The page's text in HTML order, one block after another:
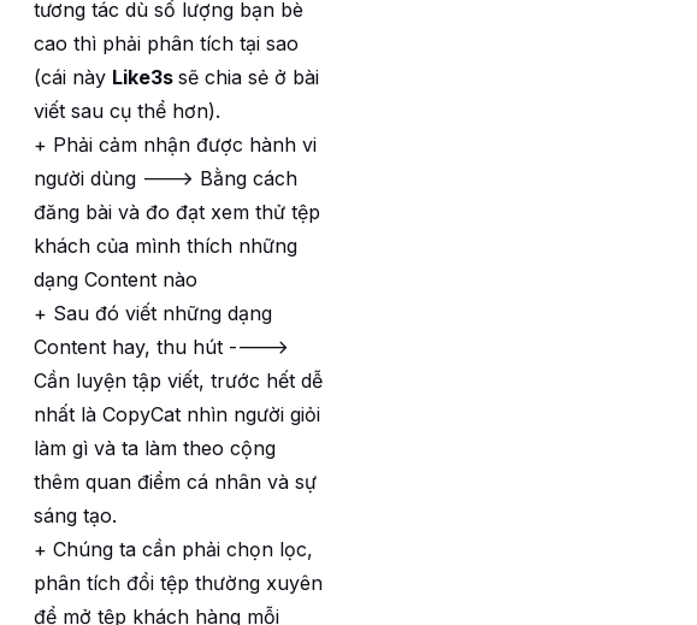
tương tác dù số lượng bạn bè
cao thì phải phân tích tại sao
(cái này Like3s sẽ chia sẻ ở bài
viết sau cụ thể hơn).
+ Phải cảm nhận được hành vi
người dùng ---> Bằng cách
đăng bài và đo đạt xem thử tệp
khách của mình thích những
dạng Content nào
+ Sau đó viết những dạng
Content hay, thu hút ---->
Cần luyện tập viết, trước hết dễ
nhất là CopyCat nhìn người giỏi
làm gì và ta làm theo cộng
thêm quan điểm cá nhân và sự
sáng tạo.
+ Chúng ta cần phải chọn lọc,
phân tích đổi tệp thường xuyên
để mở tệp khách hàng mỗi